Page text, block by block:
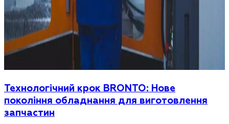
Технологічний крок BRONTO: Нове
покоління обладнання для виготовлення
запчастин